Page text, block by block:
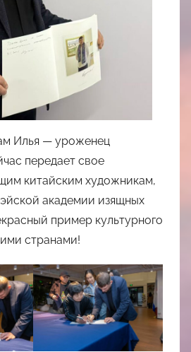
Илья — уроженец
передает свое
китайским художникам,
академии изящных
пример культурного
странами!